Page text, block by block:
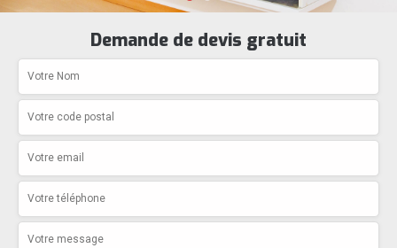
Demande de devis gratuit